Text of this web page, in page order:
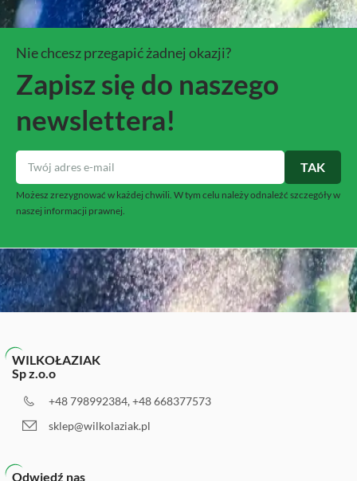
Nie chcesz przegapić żadnej okazji?
Zapisz się do naszego
newslettera!
Możesz zrezygnować w każdej chwili. W tym celu należy odnaleźć szczegóły w
naszej informacji prawnej.
WILKOŁAZIAK
Sp z.o.o
+48 798992384, +48 668377573
sklep@wilkolaziak.pl
Odwiedź nas